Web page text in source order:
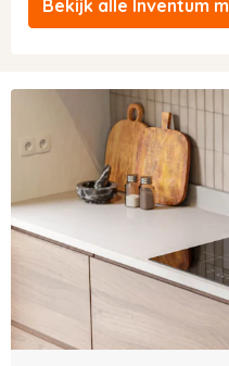
Bekijk alle Inventum